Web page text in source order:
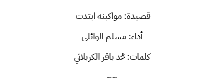
قصيدة: مواكبنه ابتدت
أداء: مسلم الوائلي
كلمات: محمد باقر الكربلائي
~~